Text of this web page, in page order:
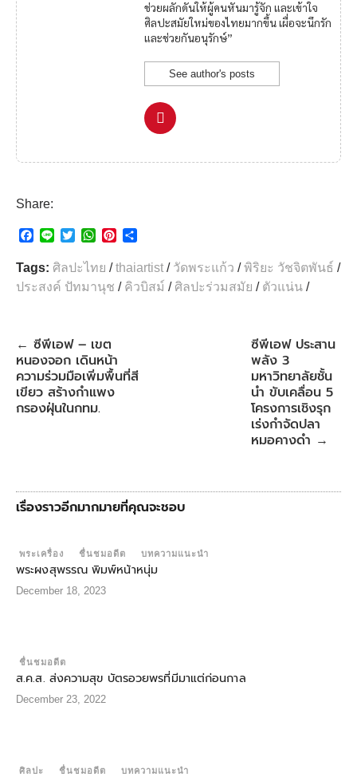
ช่วยผลักดันให้ผู้คนหันมารู้จัก และเข้าใจ
ศิลปะสมัยใหม่ของไทยมากขึ้น เผื่อจะนึกรัก
และช่วยกันอนุรักษ์”
See author's posts
Share:
c
e
b
k
n
e
i
t
W
a
s
n
e
a
e
Tags: ศิลปะไทย /thaiartist/ วัดพระแก้ว /พิริยะ วัชจิตพันธ์ /
ประสงค์ ปัทมานุช / คิวบิสม์ / ศิลปะร่วมสมัย / ตัวแน่น /
← ซีพีเอฟ – เขต
หนองจอก เดินหน้า
ความร่วมมือเพิ่มพื้นที่สี
เขียว สร้างกำแพง
กรองฝุ่นในกทม.
ซีพีเอฟ ประสาน
พลัง 3
มหาวิทยาลัยชั้น
นำ ขับเคลื่อน 5
โครงการเชิงรุก
เร่งกำจัดปลา
หมอคางดำ →
เรื่องราวอีกมากมายที่คุณจะชอบ
พระเครื่อง ชื่นชมอดีต บทความแนะนำ
พระผงสุพรรณ พิมพ์หน้าหนุ่ม
December 18, 2023
ชื่นชมอดีต
ส.ค.ส. ส่งความสุข บัตรอวยพรที่มีมาแต่ก่อนกาล
December 23, 2022
ศิลปะ ชื่นชมอดีต บทความแนะนำ